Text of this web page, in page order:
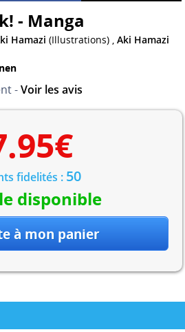
- Manga
Hamazi (Illustrations) ,Aki Hamazi
-Voir les avis
€
fidelités : 50
disponible